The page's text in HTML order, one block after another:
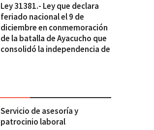
Ley 31381.- Ley que declara
feriado nacional el 9 de
diciembre en conmemoración
de la batalla de Ayacucho que
consolidó la independencia de
Servicio de asesoría y
patrocinio laboral